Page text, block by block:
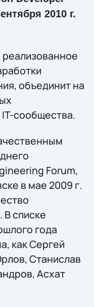
2010 г.
объединит на
сообщества.
Forum,
в мае 2009 г.
В списке
года
как Сергей
Станислав
Асхат